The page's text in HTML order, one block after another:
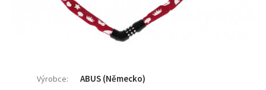
Výrobce: ABUS (Německo)